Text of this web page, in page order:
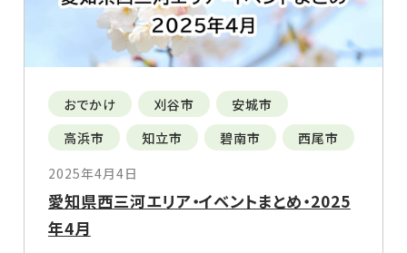
おでかけ 刈谷市
安城市
高浜市
知立市 碧南市
西尾市
2025年4月4日
愛知県西三河エリア・イベントまとめ・2025
年4月